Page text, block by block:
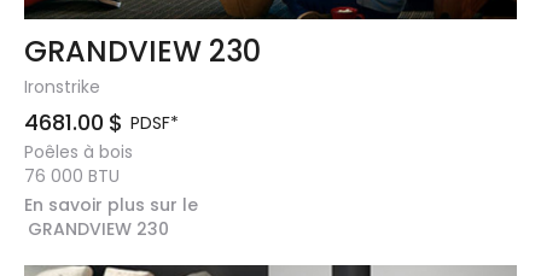
GRANDVIEW 230
Ironstrike
4681.00 $ PDSF*
Poêles à bois
76 000 BTU
En savoir plus sur le
GRANDVIEW 230